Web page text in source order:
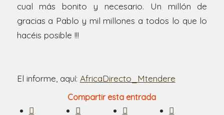
cual más bonito y necesario. Un millón de
gracias a Pablo y mil millones a todos lo que lo
hacéis posible !!!
El informe, aquí: AfricaDirecto_Mtendere
Compartir esta entrada